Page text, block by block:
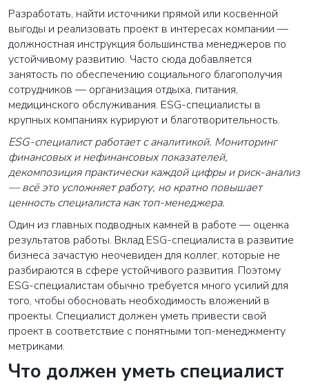
Разработать, найти источники прямой или косвенной
выгоды и реализовать проект в интересах компании —
должностная инструкция большинства менеджеров по
устойчивому развитию. Часто сюда добавляется
занятость по обеспечению социального благополучия
сотрудников — организация отдыха, питания,
медицинского обслуживания. ESG-специалисты в
крупных компаниях курируют и благотворительность.
ESG-специалист работает с аналитикой. Мониторинг
финансовых и нефинансовых показателей,
декомпозиция практически каждой цифры и риск-анализ
— всё это усложняет работу, но кратно повышает
ценность специалиста как топ-менеджера.
Один из главных подводных камней в работе — оценка
результатов работы. Вклад ESG-специалиста в развитие
бизнеса зачастую неочевиден для коллег, которые не
разбираются в сфере устойчивого развития. Поэтому
ESG-специалистам обычно требуется много усилий для
того, чтобы обосновать необходимость вложений в
проекты. Специалист должен уметь привести свой
проект в соответствие с понятными топ-менеджменту
метриками.
Что должен уметь специалист